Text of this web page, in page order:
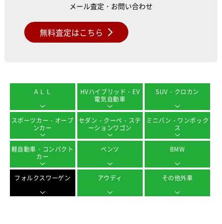
メール査定・お問い合わせ
無料査定はこちら
ＡＬＬ
HVハイブリッド・EV
電気自動車
SUV・クロカン
スポーツカー・オープ
ンカー
セダン・クーペ・ステ
ーションワゴン
ミニバン・ワンボック
ス
軽自動車・コンパクト
カー
ベンツ BMW
フォルクスワーゲン アウディ その他外車